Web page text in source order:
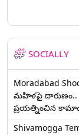
SOCIALLY
Moradabad
మహిళపై దారుణం..
ప్రయత్నించిన
Shivamogga